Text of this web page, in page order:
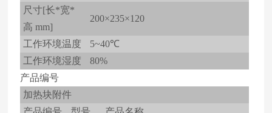
尺寸[长*宽*
高 mm]
200×235×120
工作环境温度
5~40℃
工作环境湿度
80%
产品编号
加热块附件